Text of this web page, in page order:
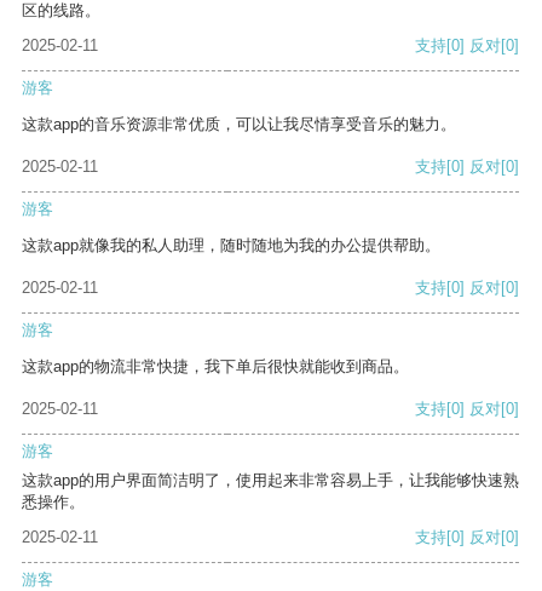
区的线路。
2025-02-11
支持[0] 反对[0]
游客
这款app的音乐资源非常优质，可以让我尽情享受音乐的魅力。
2025-02-11 支持[0] 反对[0]
游客
这款app就像我的私人助理，随时随地为我的办公提供帮助。
2025-02-11 支持[0] 反对[0]
游客
这款app的物流非常快捷，我下单后很快就能收到商品。
2025-02-11 支持[0] 反对[0]
游客
这款app的用户界面简洁明了，使用起来非常容易上手，让我能够快速熟
悉操作。
2025-02-11
支持[0] 反对[0]
游客